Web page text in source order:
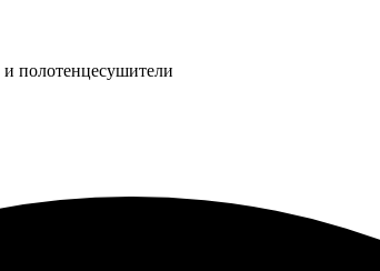
и полотенцесушители